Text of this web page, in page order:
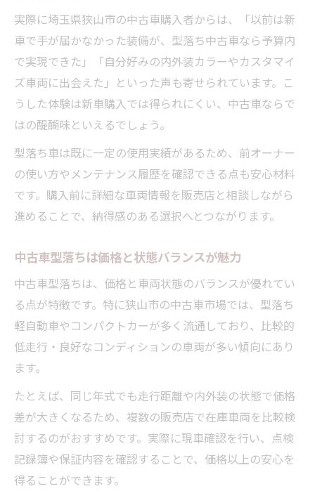
実際に埼玉県狭山市の中古車購入者からは、「以前は新
車で手が届かなかった装備が、型落ち中古車なら予算内
で実現できた」「自分好みの内外装カラーやカスタマイ
ズ車両に出会えた」といった声も寄せられています。こ
うした体験は新車購入では得られにくい、中古車ならで
はの醍醐味といえるでしょう。
型落ち車は既に一定の使用実績があるため、前オーナー
の使い方やメンテナンス履歴を確認できる点も安心材料
です。購入前に詳細な車両情報を販売店と相談しながら
進めることで、納得感のある選択へとつながります。
中古車型落ちは価格と状態バランスが魅力
中古車型落ちは、価格と車両状態のバランスが優れてい
る点が特徴です。特に狭山市の中古車市場では、型落ち
軽自動車やコンパクトカーが多く流通しており、比較的
低走行・良好なコンディションの車両が多い傾向にあり
ます。
たとえば、同じ年式でも走行距離や内外装の状態で価格
差が大きくなるため、複数の販売店で在庫車両を比較検
討するのがおすすめです。実際に現車確認を行い、点検
記録簿や保証内容を確認することで、価格以上の安心を
得ることができます。